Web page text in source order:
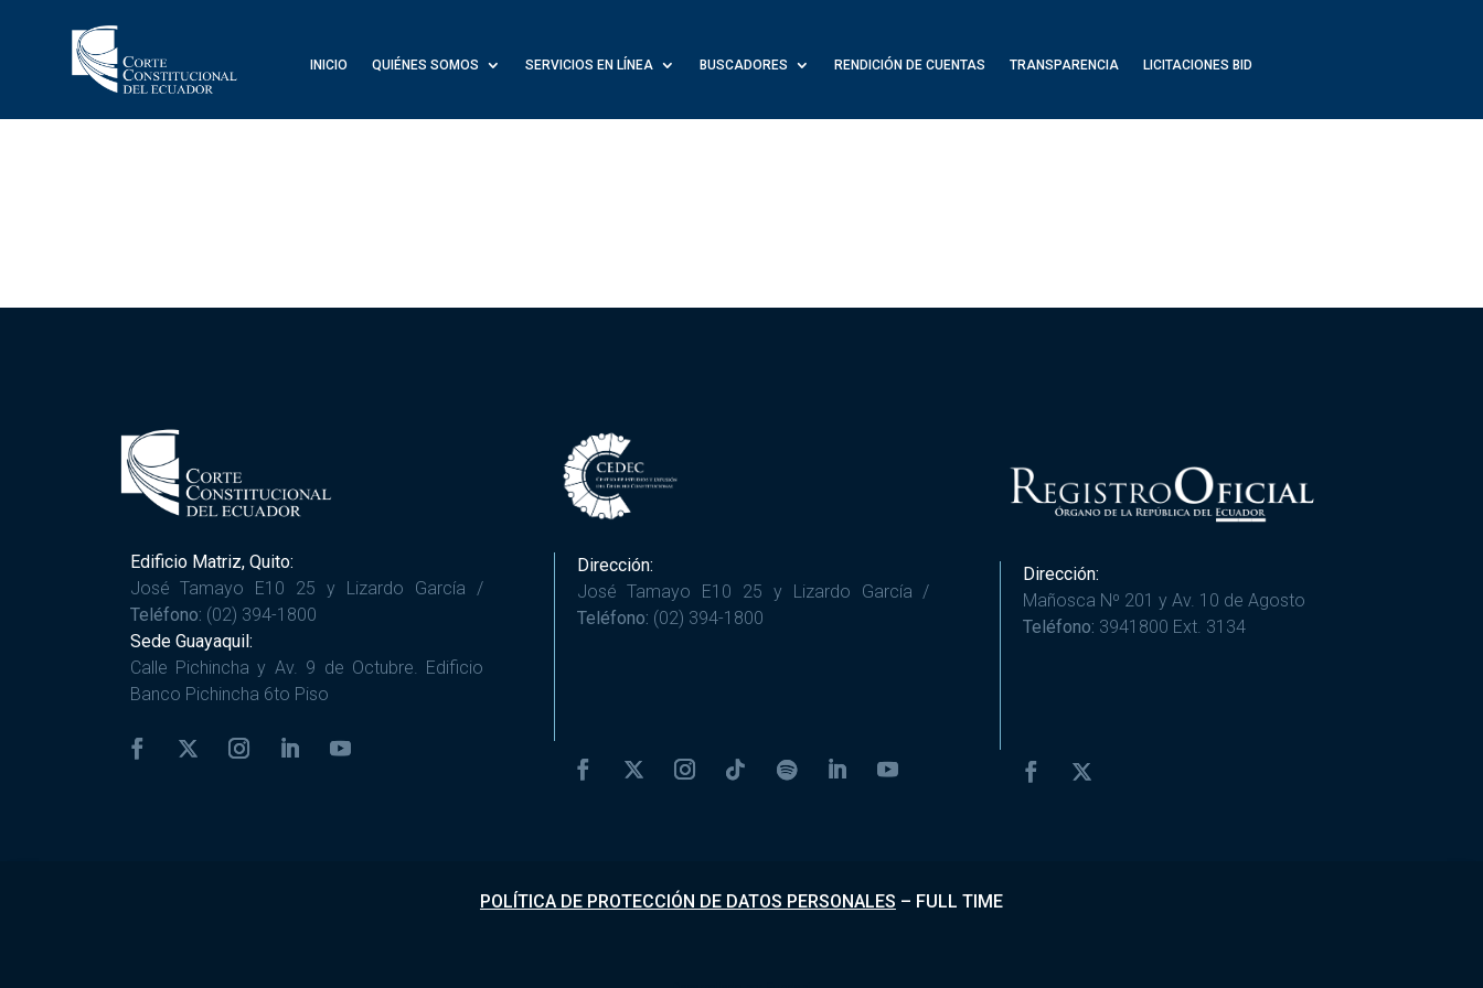
INICIO QUIÉNES SOMOS SERVICIOS EN LÍNEA BUSCADORES RENDICIÓN DE CUENTAS TRANSPARENCIA LICITACIONES BID
Edificio Matriz, Quito:
José Tamayo E10 25 y Lizardo García /
Teléfono: (02) 394-1800
Sede Guayaquil:
Calle Pichincha y Av. 9 de Octubre. Edificio
Banco Pichincha 6to Piso
Dirección:
José Tamayo E10 25 y Lizardo García /
Teléfono: (02) 394-1800
Dirección:
Mañosca Nº 201 y Av. 10 de Agosto
Teléfono: 3941800 Ext. 3134
POLÍTICA DE PROTECCIÓN DE DATOS PERSONALES – FULL TIME